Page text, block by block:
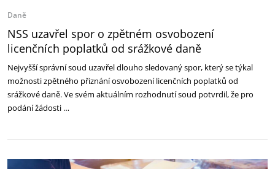
Daně
NSS uzavřel spor o zpětném osvobození
licenčních poplatků od srážkové daně
Nejvyšší správní soud uzavřel dlouho sledovaný spor, který se týkal
možnosti zpětného přiznání osvobození licenčních poplatků od
srážkové daně. Ve svém aktuálním rozhodnutí soud potvrdil, že pro
podání žádosti …